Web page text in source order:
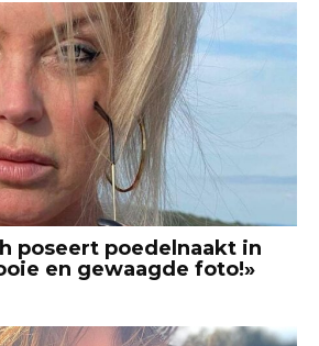
poseert poedelnaakt in
en gewaagde foto!»